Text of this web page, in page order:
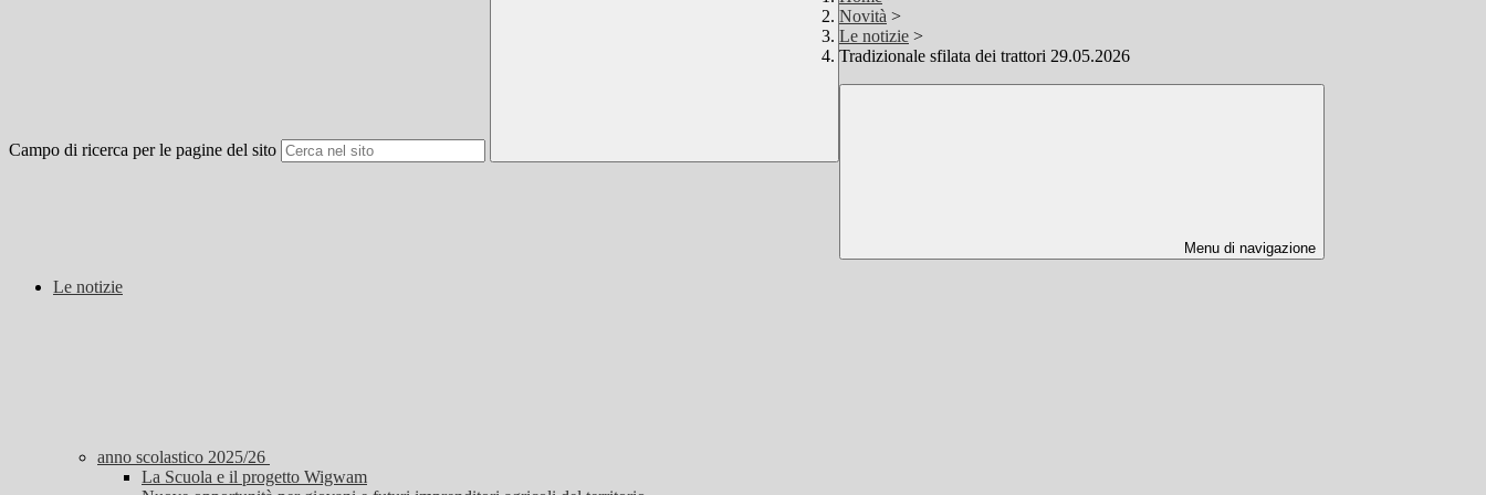
Campo di ricerca per le pagine del sito
Novità >
Le notizie >
Tradizionale sfilata dei trattori 29.05.2026
Menu di navigazione
Le notizie
anno scolastico 2025/26
La Scuola e il progetto Wigwam